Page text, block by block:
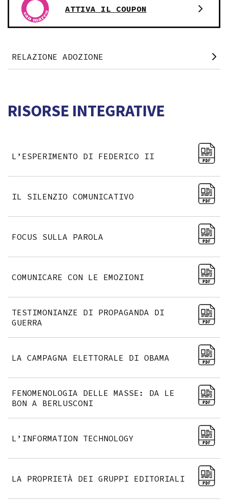
ATTIVA IL COUPON
RELAZIONE ADOZIONE
RISORSE INTEGRATIVE
L’ESPERIMENTO DI FEDERICO II
IL SILENZIO COMUNICATIVO
FOCUS SULLA PAROLA
COMUNICARE CON LE EMOZIONI
TESTIMONIANZE DI PROPAGANDA DI
GUERRA
LA CAMPAGNA ELETTORALE DI OBAMA
FENOMENOLOGIA DELLE MASSE: DA LE
BON A BERLUSCONI
L’INFORMATION TECHNOLOGY
LA PROPRIETÀ DEI GRUPPI EDITORIALI